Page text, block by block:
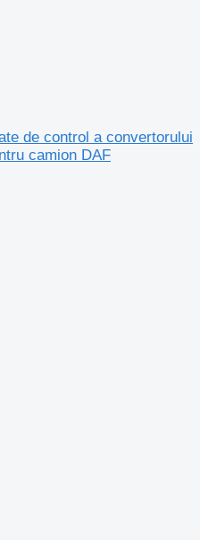
de control a convertorului
camion DAF